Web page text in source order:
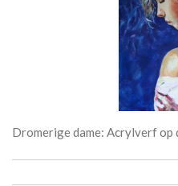
Dromerige dame: Acrylverf op